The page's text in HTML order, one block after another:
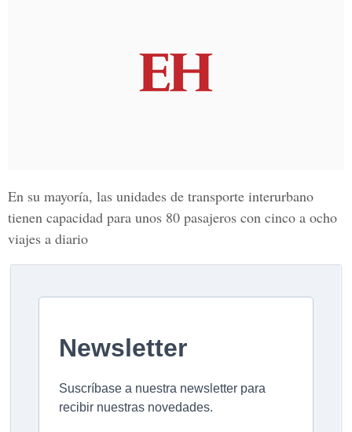
En su mayoría, las unidades de transporte interurbano
tienen capacidad para unos 80 pasajeros con cinco a ocho
viajes a diario